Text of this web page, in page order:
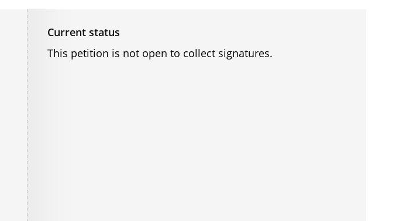
Current status
This petition is not open to collect signatures.